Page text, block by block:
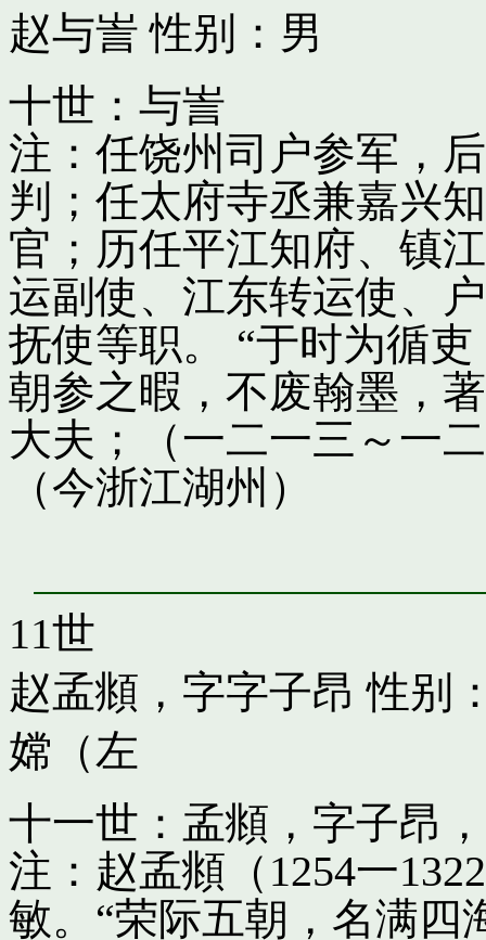
赵与訔 性别：男
十世：与訔
注：任饶州司户参军，
判；任太府寺丞兼嘉兴
官；历任平江知府、镇
运副使、江东转运使、
抚使等职。 “于时为循
朝参之暇，不废翰墨，
大夫；（一二一三～一
（今浙江湖州）
11世
赵孟頫，字字子昂 性别
嫦（左
十一世：孟頫，字子昂
注：赵孟頫（1254一
敏。“荣际五朝，名满四